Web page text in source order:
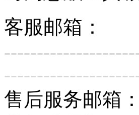
客服邮箱：
售后服务邮箱：